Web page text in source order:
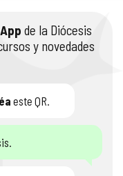
de la Diócesis
y novedades
este QR.